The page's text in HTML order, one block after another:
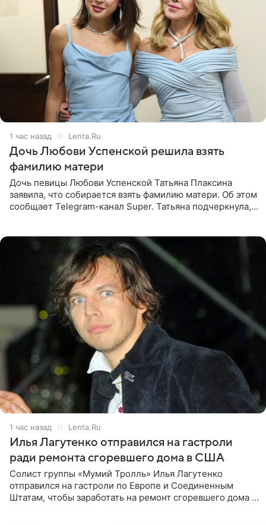
1 час назад Lenta.Ru
Дочь Любови Успенской решила взять
фамилию матери
Дочь певицы Любови Успенской Татьяна Плаксина
заявила, что собирается взять фамилию матери. Об этом
сообщает Telegram-канал Super. Татьяна подчеркнула,
1 час назад Lenta.Ru
Илья Лагутенко отправился на гастроли
ради ремонта сгоревшего дома в США
Солист группы «Мумий Тролль» Илья Лагутенко
отправился на гастроли по Европе и Соединенным
Штатам, чтобы заработать на ремонт сгоревшего дома в